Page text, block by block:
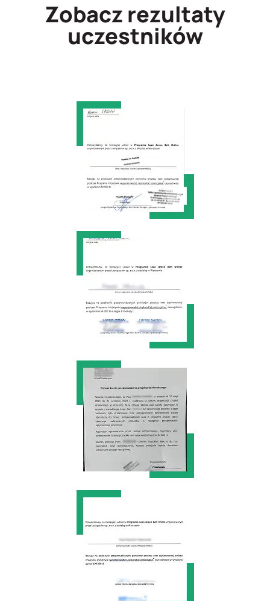
Zobacz rezultaty
uczestników